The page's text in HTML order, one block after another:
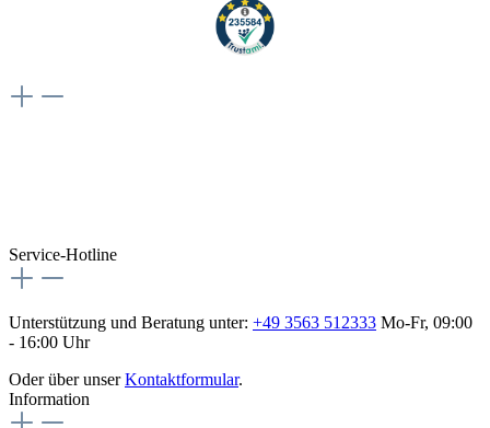
Service-Hotline
Unterstützung und Beratung unter: +49 3563 512333 Mo-Fr, 09:00
- 16:00 Uhr
Oder über unserKontaktformular.
Information